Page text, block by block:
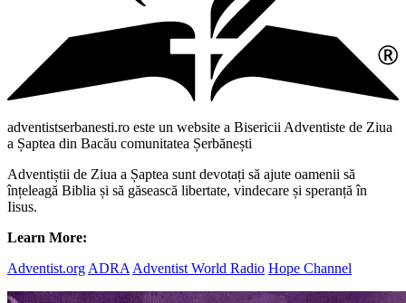
adventistserbanesti.ro este un website a Bisericii Adventiste de Ziua
a Șaptea din Bacău comunitatea Șerbănești
Adventiștii de Ziua a Șaptea sunt devotați să ajute oamenii să
înțeleagă Biblia și să găsească libertate, vindecare și speranță în
Iisus.
Learn More:
Adventist.org ADRA Adventist World Radio Hope Channel